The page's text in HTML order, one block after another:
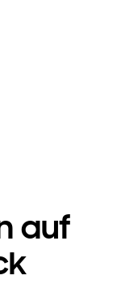
auf